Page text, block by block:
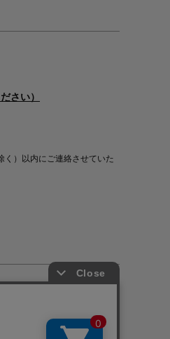
さい）
く）以内にご連絡させていた